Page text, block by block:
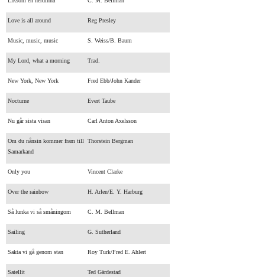
Love is all around Reg Presley
Music, music, music S. Weiss/B. Baum
My Lord, what a morning Trad.
New York, New York Fred Ebb/John Kander
Nocturne Evert Taube
Nu går sista visan Carl Anton Axelsson
Om du nånsin kommer fram till
Samarkand
Thorstein Bergman
Only you Vincent Clarke
Over the rainbow H. Arlen/E. Y. Harburg
Så lunka vi så småningom C. M. Bellman
Sailing G. Sutherland
Sakta vi gå genom stan Roy Turk/Fred E. Ahlert
Satellit Ted Gärdestad